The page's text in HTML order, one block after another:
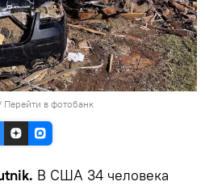
Перейти в фотобанк
В США 34 человека